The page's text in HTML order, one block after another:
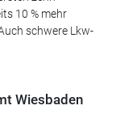
10 % mehr
schwere Lkw-
Wiesbaden